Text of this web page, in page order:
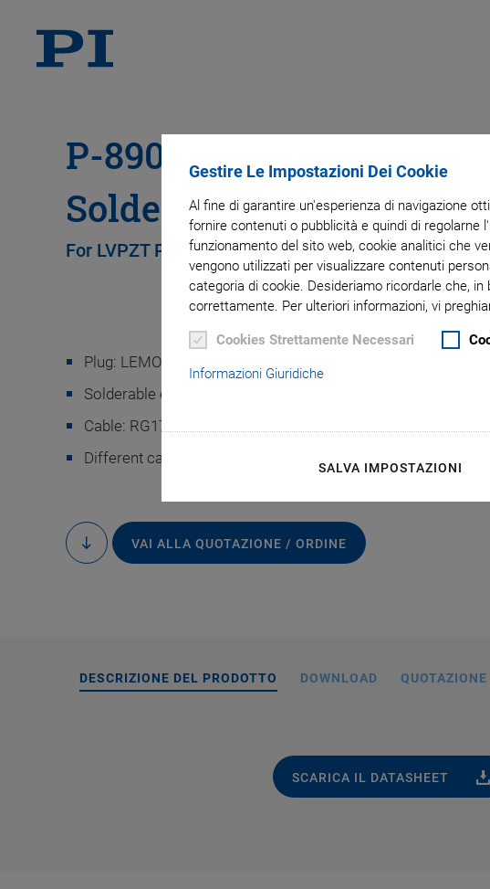
Gestire Le Impostazioni Dei Cookie
Al fine di garantire un'esperienza di navigazione
fornire contenuti o pubblicità e quindi di regolarne
funzionamento del sito web, cookie analitici che
vengono utilizzati per visualizzare contenuti
categoria di cookie. Desideriamo ricordarle che,
correttamente. Per ulteriori informazioni, vi
Cookies Strettamente Necessari
Informazioni Giuridiche
SALVA IMPOSTAZIONI
P-890 Cable LEMO /
Solderable End
For LVPZT Piezo Translators
Plug: LEMO FFS.00.250.CTCE24
Solderable end, this cable can be soldered to PZTs with
Cable: RG178 (Teflon)
Different cable lengths available
to
content
VAI ALLA QUOTAZIONE / ORDINE
DESCRIZIONE DEL PRODOTTO DOWNLOAD
SCARICA IL DATASHEET